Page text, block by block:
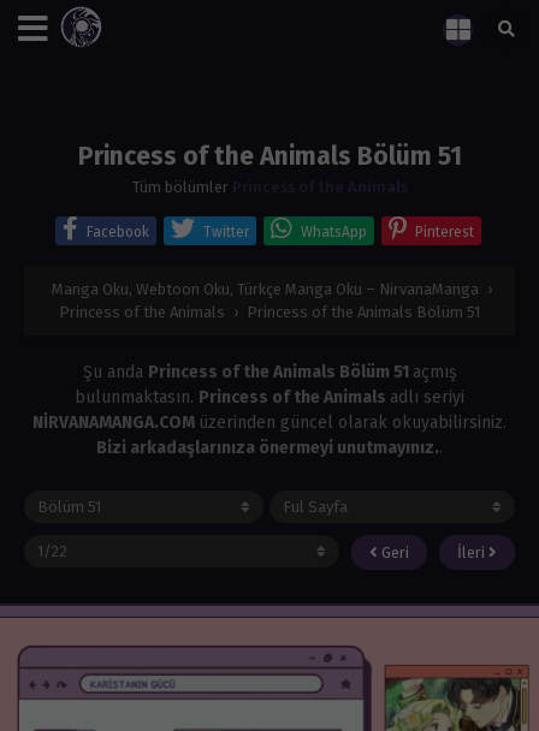
Princess of the Animals Bölüm 51
Tüm bölümler Princess of the Animals
Facebook Twitter WhatsApp Pinterest
Manga Oku, Webtoon Oku, Türkçe Manga Oku – NirvanaManga ›
Princess of the Animals › Princess of the Animals Bölüm 51
Şu anda Princess of the Animals Bölüm 51 açmış
bulunmaktasın. Princess of the Animals adlı seriyi
NİRVANAMANGA.COM üzerinden güncel olarak okuyabilirsiniz.
Bizi arkadaşlarınıza önermeyi unutmayınız..
Geri İleri